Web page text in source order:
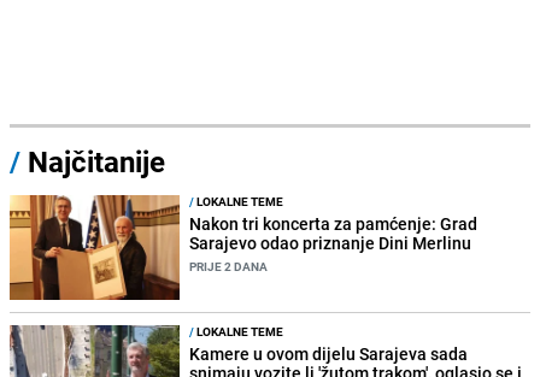
/ Najčitanije
/LOKALNE TEME
Nakon tri koncerta za pamćenje: Grad
Sarajevo odao priznanje Dini Merlinu
PRIJE 2 DANA
/LOKALNE TEME
Kamere u ovom dijelu Sarajeva sada